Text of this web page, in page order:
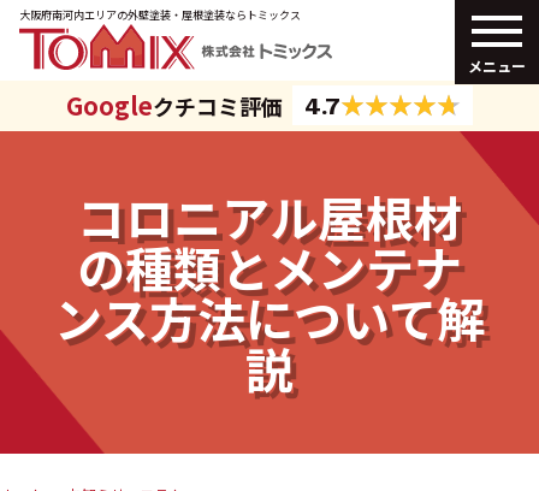
大阪府南河内エリアの外壁塗装・ 屋根塗装ならトミックス
メニュー
Googleクチコミ評価 4.7
コロニアル屋根材
の種類とメンテナ
ンス方法について解
説